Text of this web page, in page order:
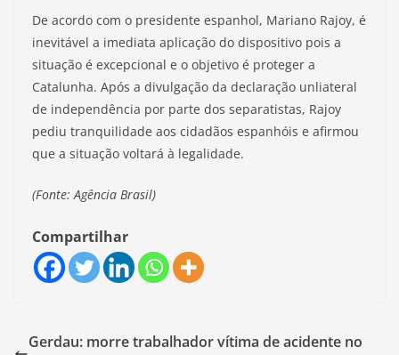
De acordo com o presidente espanhol, Mariano Rajoy, é
inevitável a imediata aplicação do dispositivo pois a
situação é excepcional e o objetivo é proteger a
Catalunha. Após a divulgação da declaração unliateral
de independência por parte dos separatistas, Rajoy
pediu tranquilidade aos cidadãos espanhóis e afirmou
que a situação voltará à legalidade.
(Fonte: Agência Brasil)
Compartilhar
Gerdau: morre trabalhador vítima de acidente no